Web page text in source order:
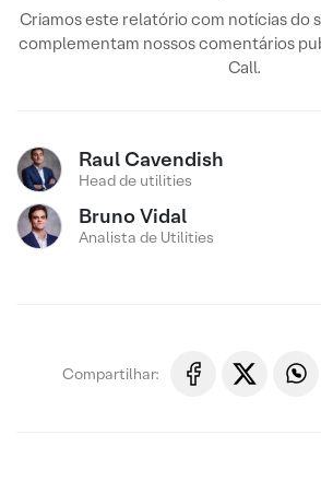
Criamos este relatório com notícias do
complementam nossos comentários
Call.
Raul Cavendish
Head de utilities
Bruno Vidal
Analista de Utilities
Compartilhar: